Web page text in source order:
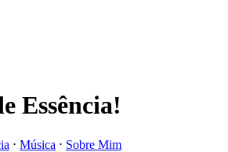
Essência!
⋅ Música ⋅ Sobre Mim